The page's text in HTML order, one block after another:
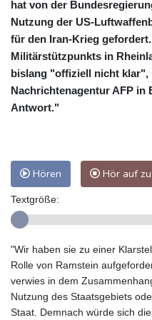
hat von der
Nutzung der US-
für den Iran-Krieg
Militärstützpunkts in
bislang "offiziell nicht klar",
Nachrichtenagentur AFP in
Antwort."
Hören Hör auf
Textgröße:
"Wir haben sie zu einer
Rolle von Ramstein
verwies in dem
Nutzung des Staatsgebiets
Staat. Demnach würde sich